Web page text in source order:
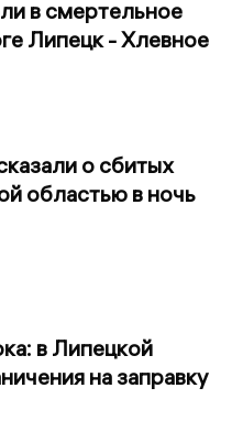
в смертельное
Липецк - Хлевное
о сбитых
областью в ночь
в Липецкой
на заправку